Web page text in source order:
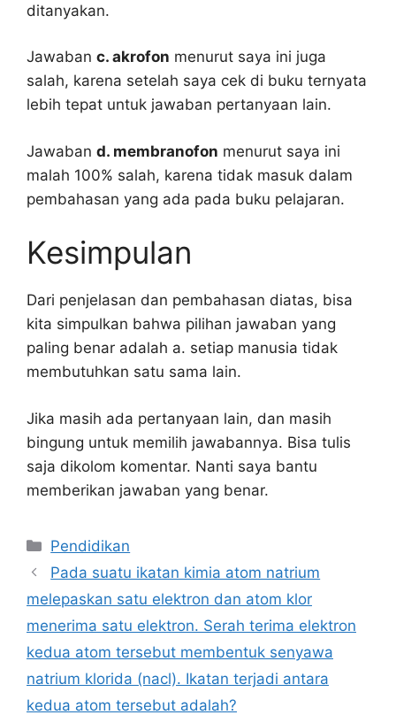
ditanyakan.
Jawaban c. akrofon menurut saya ini juga
salah, karena setelah saya cek di buku ternyata
lebih tepat untuk jawaban pertanyaan lain.
Jawaban d. membranofon menurut saya ini
malah 100% salah, karena tidak masuk dalam
pembahasan yang ada pada buku pelajaran.
Kesimpulan
Dari penjelasan dan pembahasan diatas, bisa
kita simpulkan bahwa pilihan jawaban yang
paling benar adalah a. setiap manusia tidak
membutuhkan satu sama lain.
Jika masih ada pertanyaan lain, dan masih
bingung untuk memilih jawabannya. Bisa tulis
saja dikolom komentar. Nanti saya bantu
memberikan jawaban yang benar.
Kategori
Pendidikan
Pada suatu ikatan kimia atom natrium
melepaskan satu elektron dan atom klor
menerima satu elektron. Serah terima elektron
kedua atom tersebut membentuk senyawa
natrium klorida (nacl). Ikatan terjadi antara
kedua atom tersebut adalah?